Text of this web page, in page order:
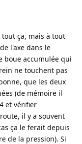
ça, mais à tout
l'axe dans le
boue accumulée qui
ne touchent pas
que les deux
(de mémoire il
et vérifier
il y a souvent
ça le ferait depuis
de la pression). Si